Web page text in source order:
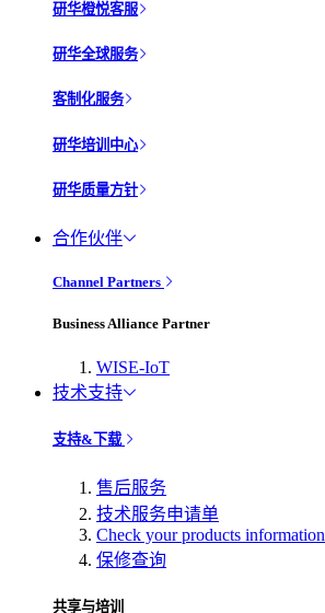
研华橙悦客服
研华全球服务
客制化服务
研华培训中心
研华质量方针
合作伙伴
Channel Partners
Business Alliance Partner
WISE-IoT
技术支持
支持&下载
售后服务
技术服务申请单
Check your products information
保修查询
共享与培训